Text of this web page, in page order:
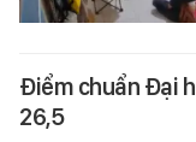
Điểm chuẩn Đại
26,5